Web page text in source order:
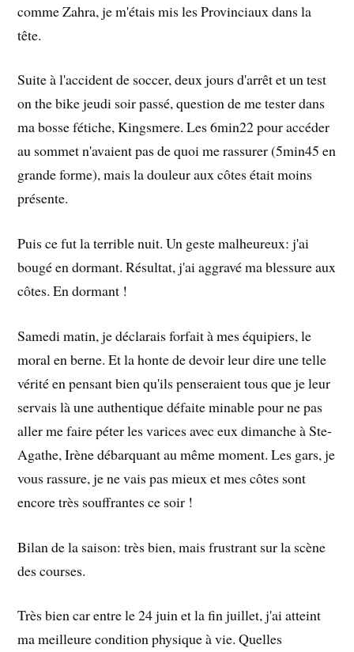
comme Zahra, je m'étais mis les Provinciaux dans la
tête.
Suite à l'accident de soccer, deux jours d'arrêt et un test
on the bike jeudi soir passé, question de me tester dans
ma bosse fétiche, Kingsmere. Les 6min22 pour accéder
au sommet n'avaient pas de quoi me rassurer (5min45 en
grande forme), mais la douleur aux côtes était moins
présente.
Puis ce fut la terrible nuit. Un geste malheureux: j'ai
bougé en dormant. Résultat, j'ai aggravé ma blessure aux
côtes. En dormant !
Samedi matin, je déclarais forfait à mes équipiers, le
moral en berne. Et la honte de devoir leur dire une telle
vérité en pensant bien qu'ils penseraient tous que je leur
servais là une authentique défaite minable pour ne pas
aller me faire péter les varices avec eux dimanche à Ste-
Agathe, Irène débarquant au même moment. Les gars, je
vous rassure, je ne vais pas mieux et mes côtes sont
encore très souffrantes ce soir !
Bilan de la saison: très bien, mais frustrant sur la scène
des courses.
Très bien car entre le 24 juin et la fin juillet, j'ai atteint
ma meilleure condition physique à vie. Quelles